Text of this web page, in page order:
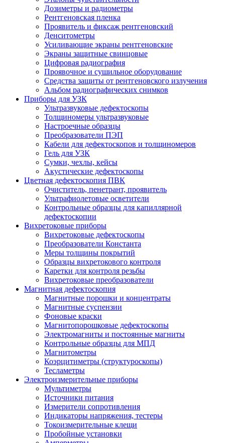
Дозиметры и радиометры
Рентгеновская пленка
Проявитель и фиксаж рентгеновский
Денситометры
Усиливающие экраны рентгеновские
Экраны защитные свинцовые
Цифровая радиография
Проявочное и сушильное оборудование
Средства защиты от рентгеновского излучения
Альбом радиографических снимков
Приборы для УЗК
Ультразвуковые дефектоскопы
Толщиномеры ультразвуковые
Настроечные образцы
Преобразователи ПЭП
Кабели для дефектоскопов и толщиномеров
Гель для УЗК
Сумки, чехлы, кейсы
Акустические дефектоскопы
Цветная дефектоскопия ПВК
Очиститель, пенетрант, проявитель
Ультрафиолетовые осветители
Контрольные образцы для капиллярной
дефектоскопии
Вихретоковые приборы
Вихретоковые дефектоскопы
Преобразователи Константа
Меры толщины покрытий
Образцы вихретокового контроля
Каретки для контроля резьбы
Вихретоковые преобразователи
Магнитная дефектоскопия
Магнитные порошки и концентраты
Магнитные суспензии
Фоновые краски
Магнитопорошковые дефектоскопы
Электромагниты и постоянные магниты
Контрольные образцы для МПД
Магнитометры
Коэрцитиметры (структуроскопы)
Тесламетры
Электроизмерительные приборы
Мультиметры
Источники питания
Измерители сопротивления
Индикаторы напряжения, тестеры
Токоизмерительные клещи
Пробойные установки